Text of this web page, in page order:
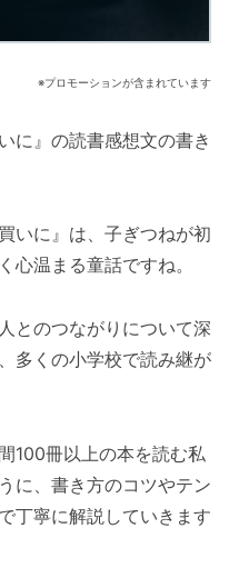
※プロモーションが含まれています
に』の読書感想文の書き
いに』は、子ぎつねが初
心温まる童話ですね。
とのつながりについて深
多くの小学校で読み継が
100冊以上の本を読む私
に、書き方のコツやテン
丁寧に解説していきます